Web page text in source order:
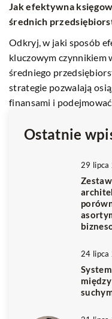
Jak efektywna
średnich
Odkryj, w jaki sposób
kluczowym czynnikiem
średniego
strategie pozwalają
finansami i
Ostatnie
29 lipca
24 lipca